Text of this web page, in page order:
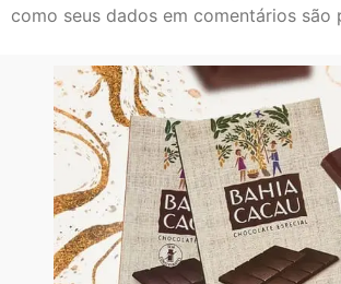
como seus dados em comentários são